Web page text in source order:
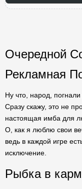
Очередной
Рекламная
Ну что, народ,
Сразу скажу, это не
настоящая имба для
О, как я люблю свои
ведь в каждой игре
исключение.
Рыбка в